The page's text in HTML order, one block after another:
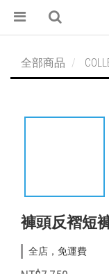
全部商品
褲頭反褶短
全店，免運費